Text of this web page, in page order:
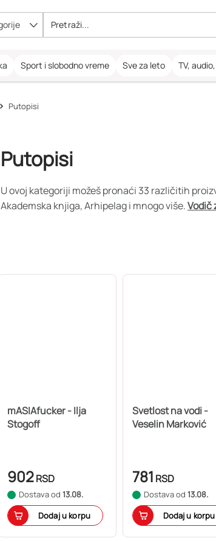
Sport i slobodno vreme Sve za leto TV,
Putopisi
Putopisi
U ovoj kategoriji možeš pronaći 33 različitih
Akademska knjiga, Arhipelag i mnogo više.Vodič
mASIAfucker - Ilja
Stogoff
902RSD
Dostava od 13.08.
Dodaj u korpu
Svetlost na vodi -
Veselin Marković
781 RSD
Dostava od 13.08.
Dodaj u korpu